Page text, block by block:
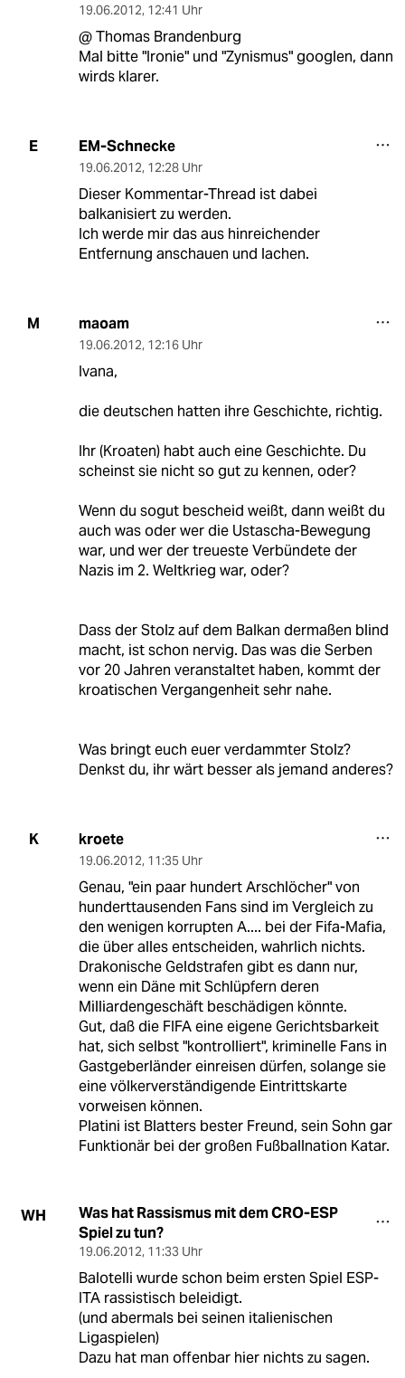
19.06.2012, 12:41 Uhr
@ Thomas Brandenburg
Mal bitte "Ironie" und "Zynismus" googlen, dann
wirds klarer.
E EM-Schnecke
19.06.2012, 12:28 Uhr
Dieser Kommentar-Thread ist dabei
balkanisiert zu werden.
Ich werde mir das aus hinreichender
Entfernung anschauen und lachen.
M maoam
19.06.2012, 12:16 Uhr
Ivana,
die deutschen hatten ihre Geschichte, richtig.
Ihr (Kroaten) habt auch eine Geschichte. Du
scheinst sie nicht so gut zu kennen, oder?
Wenn du sogut bescheid weißt, dann weißt du
auch was oder wer die Ustascha-Bewegung
war, und wer der treueste Verbündete der
Nazis im 2. Weltkrieg war, oder?
Dass der Stolz auf dem Balkan dermaßen blind
macht, ist schon nervig. Das was die Serben
vor 20 Jahren veranstaltet haben, kommt der
kroatischen Vergangenheit sehr nahe.
Was bringt euch euer verdammter Stolz?
Denkst du, ihr wärt besser als jemand anderes?
K kroete
19.06.2012, 11:35 Uhr
Genau, "ein paar hundert Arschlöcher" von
hunderttausenden Fans sind im Vergleich zu
den wenigen korrupten A.... bei der Fifa-Mafia,
die über alles entscheiden, wahrlich nichts.
Drakonische Geldstrafen gibt es dann nur,
wenn ein Däne mit Schlüpfern deren
Milliardengeschäft beschädigen könnte.
Gut, daß die FIFA eine eigene Gerichtsbarkeit
hat, sich selbst "kontrolliert", kriminelle Fans in
Gastgeberländer einreisen dürfen, solange sie
eine völkerverständigende Eintrittskarte
vorweisen können.
Platini ist Blatters bester Freund, sein Sohn gar
Funktionär bei der großen Fußballnation Katar.
WH
Was hat Rassismus mit dem CRO-ESP
Spiel zu tun?
19.06.2012, 11:33 Uhr
Balotelli wurde schon beim ersten Spiel ESP-
ITA rassistisch beleidigt.
(und abermals bei seinen italienischen
Ligaspielen)
Dazu hat man offenbar hier nichts zu sagen.